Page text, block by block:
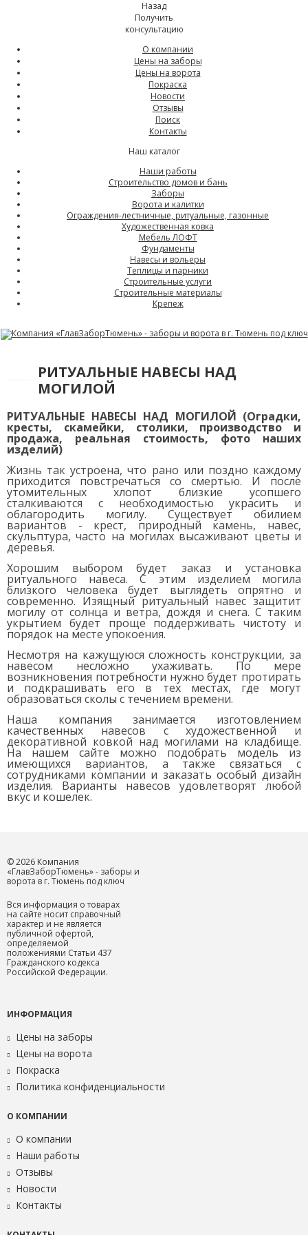
Назад
Получить
консультацию
О компании
Цены на заборы
Цены на ворота
Покраска
Новости
Отзывы
Поиск
Контакты
Наш каталог
Наши работы
Строительство домов и бань
Заборы
Ворота и калитки
Ограждения-лестничные, ритуальные, газонные
Художественная ковка
Мебель ЛОФТ
Фундаменты
Навесы и вольеры
Теплицы и парники
Строительные услуги
Строительные материалы
Крепеж
РИТУАЛЬНЫЕ НАВЕСЫ НАД
МОГИЛОЙ
РИТУАЛЬНЫЕ НАВЕСЫ НАД МОГИЛОЙ (Оградки,
кресты, скамейки, столики, производство и
продажа, реальная стоимость, фото наших
изделий)
Жизнь так устроена, что рано или поздно каждому
приходится повстречаться со смертью. И после
утомительных хлопот близкие усопшего
сталкиваются с необходимостью украсить и
облагородить могилу. Существует обилием
вариантов - крест, природный камень, навес,
скульптура, часто на могилах высаживают цветы и
деревья.
Хорошим выбором будет заказ и установка
ритуального навеса. С этим изделием могила
близкого человека будет выглядеть опрятно и
современно. Изящный ритуальный навес защитит
могилу от солнца и ветра, дождя и снега. С таким
укрытием будет проще поддерживать чистоту и
порядок на месте упокоения.
Несмотря на кажущуюся сложность конструкции, за
навесом несложно ухаживать. По мере
возникновения потребности нужно будет протирать
и подкрашивать его в тех местах, где могут
образоваться сколы с течением времени.
Наша компания занимается изготовлением
качественных навесов с художественной и
декоративной ковкой над могилами на кладбище.
На нашем сайте можно подобрать модель из
имеющихся вариантов, а также связаться с
сотрудниками компании и заказать особый дизайн
изделия. Варианты навесов удовлетворят любой
вкус и кошелек.
© 2026 Компания
«ГлавЗаборТюмень» - заборы и
ворота в г. Тюмень под ключ
Вся информация о товарах
на сайте носит справочный
характер и не является
публичной офертой,
определяемой
положениями Статьи 437
Гражданского кодекса
Российской Федерации.
ИНФОРМАЦИЯ
Цены на заборы
Цены на ворота
Покраска
Политика конфиденциальности
О КОМПАНИИ
О компании
Наши работы
Отзывы
Новости
Контакты